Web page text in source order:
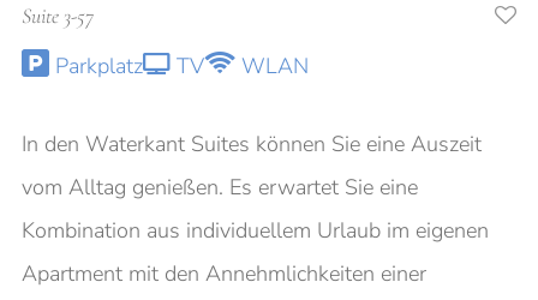
Suite 3-57
Parkplatz TV WLAN
In den Waterkant Suites können Sie eine Auszeit
vom Alltag genießen. Es erwartet Sie eine
Kombination aus individuellem Urlaub im eigenen
Apartment mit den Annehmlichkeiten einer
Ich möchte über aktuelle Angebote und